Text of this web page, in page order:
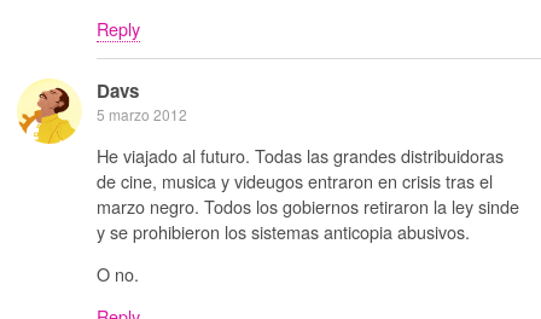
Reply
Davs
5 marzo 2012
He viajado al futuro. Todas las grandes distribuidoras
de cine, musica y videugos entraron en crisis tras el
marzo negro. Todos los gobiernos retiraron la ley sinde
y se prohibieron los sistemas anticopia abusivos.
O no.